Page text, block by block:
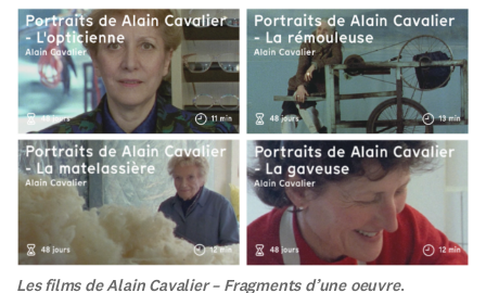
Les films de Alain Cavalier – Fragments d’une oeuvre.